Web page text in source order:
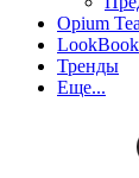
Opium
LookBook
Тренды
Еще...